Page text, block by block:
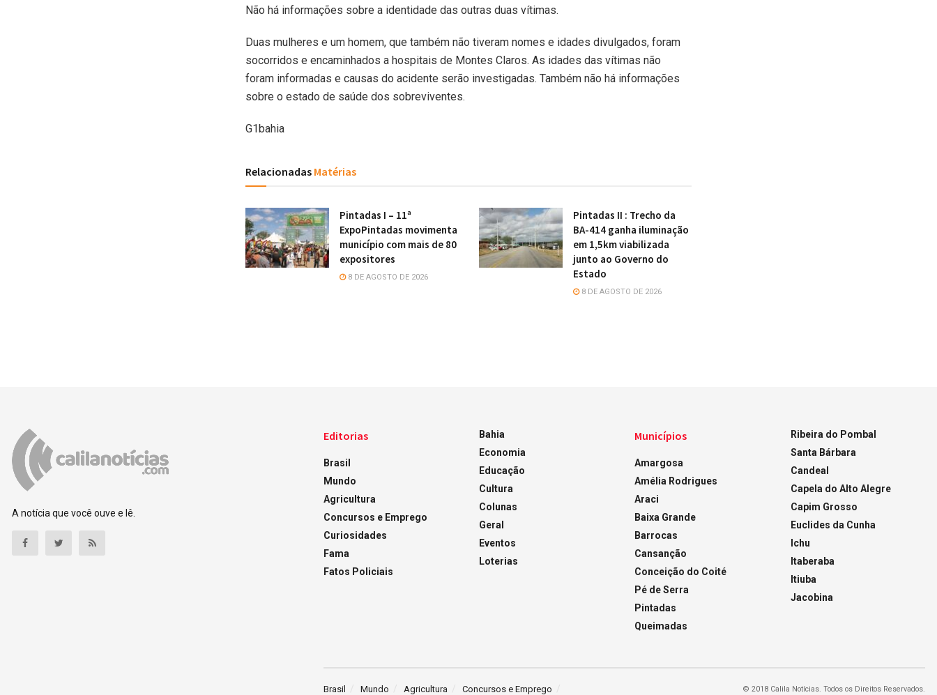
Não há informações sobre a identidade das outras duas vítimas.
Duas mulheres e um homem, que também não tiveram nomes e idades divulgados, foram
socorridos e encaminhados a hospitais de Montes Claros. As idades das vítimas não
foram informadas e causas do acidente serão investigadas. Também não há informações
sobre o estado de saúde dos sobreviventes.
G1bahia
Relacionadas Matérias
Pintadas I – 11ª
ExpoPintadas movimenta
município com mais de 80
expositores
8 DE AGOSTO DE 2026
Pintadas II : Trecho da
BA-414 ganha iluminação
em 1,5km viabilizada
junto ao Governo do
Estado
8 DE AGOSTO DE 2026
A notícia que você ouve e lê.
Editorias
Brasil
Mundo
Agricultura
Concursos e Emprego
Curiosidades
Fama
Fatos Policiais
Bahia
Economia
Educação
Cultura
Colunas
Geral
Eventos
Loterias
Municípios
Amargosa
Amélia Rodrigues
Araci
Baixa Grande
Barrocas
Cansanção
Conceição do Coité
Pé de Serra
Pintadas
Queimadas
Ribeira do Pombal
Santa Bárbara
Candeal
Capela do Alto Alegre
Capim Grosso
Euclides da Cunha
Ichu
Itaberaba
Itiuba
Jacobina
Brasil Mundo Agricultura Concursos e Emprego © 2018 Calila Notícias. Todos os Direitos Reservados.